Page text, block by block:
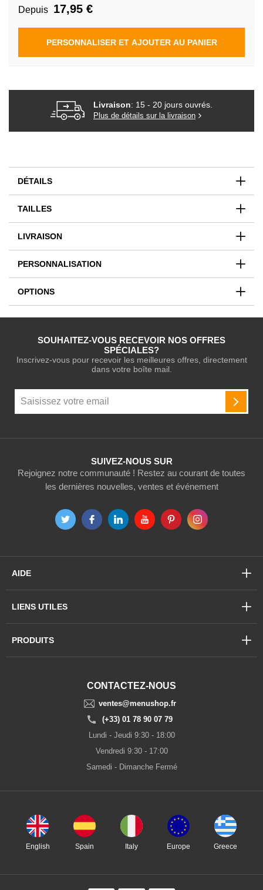
Depuis 17,95 €
PERSONNALISER ET AJOUTER AU PANIER
Livraison: 15 - 20 jours ouvrés.
Plus de détails sur la livraison
DÉTAILS
TAILLES
LIVRAISON
PERSONNALISATION
OPTIONS
SUIVEZ-NOUS SUR
Rejoignez notre communauté ! Restez au courant de toutes
les dernières nouvelles, ventes et événement
SOUHAITEZ-VOUS RECEVOIR NOS OFFRES
SPÉCIALES?
Inscrivez-vous pour recevoir les meilleures offres, directement
dans votre boîte mail.
notre
CONTACTEZ-NOUS
ventes@menushop.fr
(+33) 01 78 90 07 79
Lundi - Jeudi 9:30 - 18:00
Vendredi 9:30 - 17:00
Samedi - Dimanche Fermé
AIDE
LIENS UTILES
PRODUITS
English Spain Italy Europe Greece